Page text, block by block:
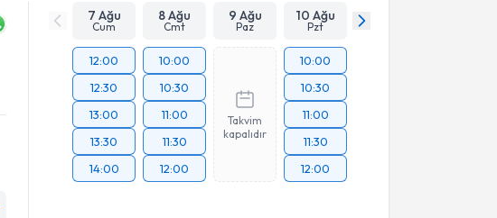
7 Ağu
Cum
8 Ağu
Cmt
9 Ağu
Paz
10 Ağu
Pzt
12:00
12:30
13:00
13:30
14:00
10:00
10:30
11:00
11:30
12:00
Takvim
kapalıdır
10:00
10:30
11:00
11:30
12:00